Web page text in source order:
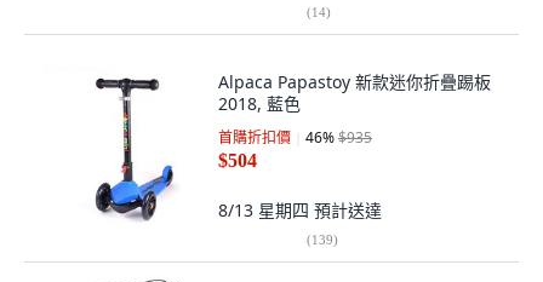
(14)
Alpaca Papastoy 新款迷你折疊踢板
2018, 藍色
首購折扣價 46%$935
$504
8/13 星期四 預計送達
(139)